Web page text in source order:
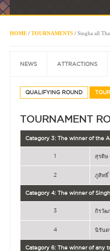
HOME / TOURNAMENTS / Singha all
NEWS ATTRACTIONS
QUALIFYING ROUND
TOURNAMENT
Category 3: The winner of the
1 สุรดิษ
2 ภูสิทธิ์
Category 4: The winner of
3 ถิรวั
4 นิรันด
Category 6: The winner of any